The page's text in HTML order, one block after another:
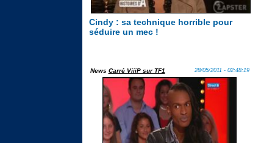
Cindy : sa technique horrible pour
séduire un mec !
News Carré ViiiP sur TF1 28/05/2011 - 02:48:19